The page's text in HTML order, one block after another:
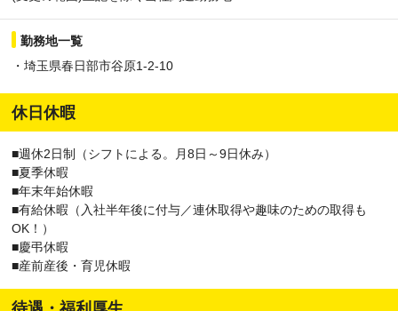
勤務地一覧
・埼玉県春日部市谷原1-2-10
休日休暇
■週休2日制（シフトによる。月8日～9日休み）
■夏季休暇
■年末年始休暇
■有給休暇（入社半年後に付与／連休取得や趣味のための取得も
OK！）
■慶弔休暇
■産前産後・育児休暇